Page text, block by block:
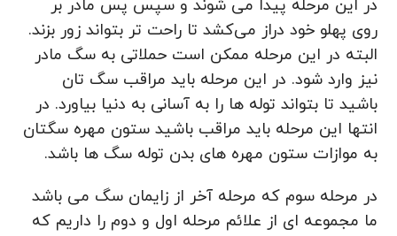
در این مرحله پیدا می‌ شوند و سپس پس مادر بر
روی پهلو خود دراز می‌کشد تا راحت‌ تر بتواند زور بزند.
البته در این مرحله ممکن است حملاتی به سگ مادر
نیز وارد شود. در این مرحله باید مراقب سگ تان
باشید تا بتواند توله ها را به آسانی به دنیا بیاورد. در
انتها این مرحله باید مراقب باشید ستون مهره سگتان
به موازات ستون مهره‌ های بدن توله سگ ها باشد.
در مرحله سوم که مرحله آخر از زایمان سگ می باشد
ما مجموعه‌ ای از علائم مرحله اول و دوم را داریم که